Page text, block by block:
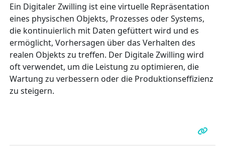
Ein Digitaler Zwilling ist eine virtuelle Repräsentation
eines physischen Objekts, Prozesses oder Systems,
die kontinuierlich mit Daten gefüttert wird und es
ermöglicht, Vorhersagen über das Verhalten des
realen Objekts zu treffen. Der Digitale Zwilling wird
oft verwendet, um die Leistung zu optimieren, die
Wartung zu verbessern oder die Produktionseffizienz
zu steigern.